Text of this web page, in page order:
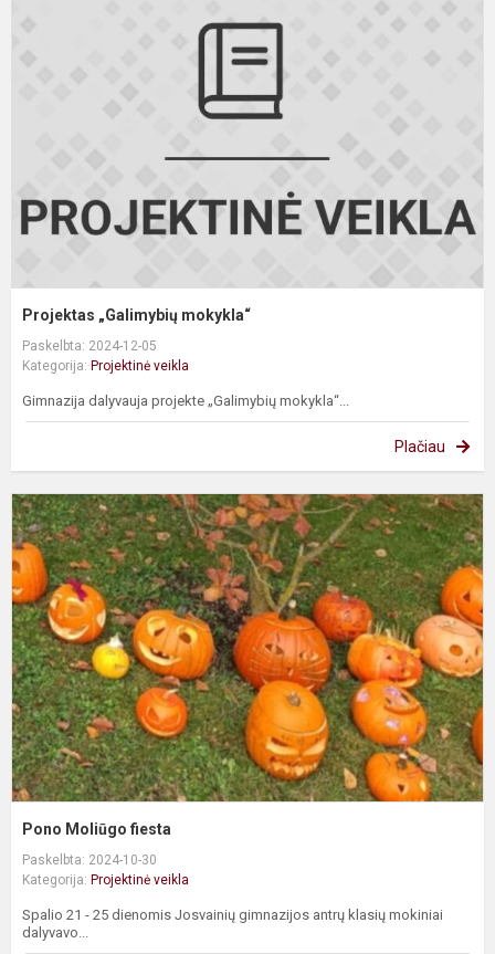
Projektas „Galimybių mokykla“
Paskelbta: 2024-12-05
Kategorija: Projektinė veikla
Gimnazija dalyvauja projekte „Galimybių mokykla“...
Plačiau
Pono Moliūgo fiesta
Paskelbta: 2024-10-30
Kategorija: Projektinė veikla
Spalio 21 - 25 dienomis Josvainių gimnazijos antrų klasių mokiniai
dalyvavo...